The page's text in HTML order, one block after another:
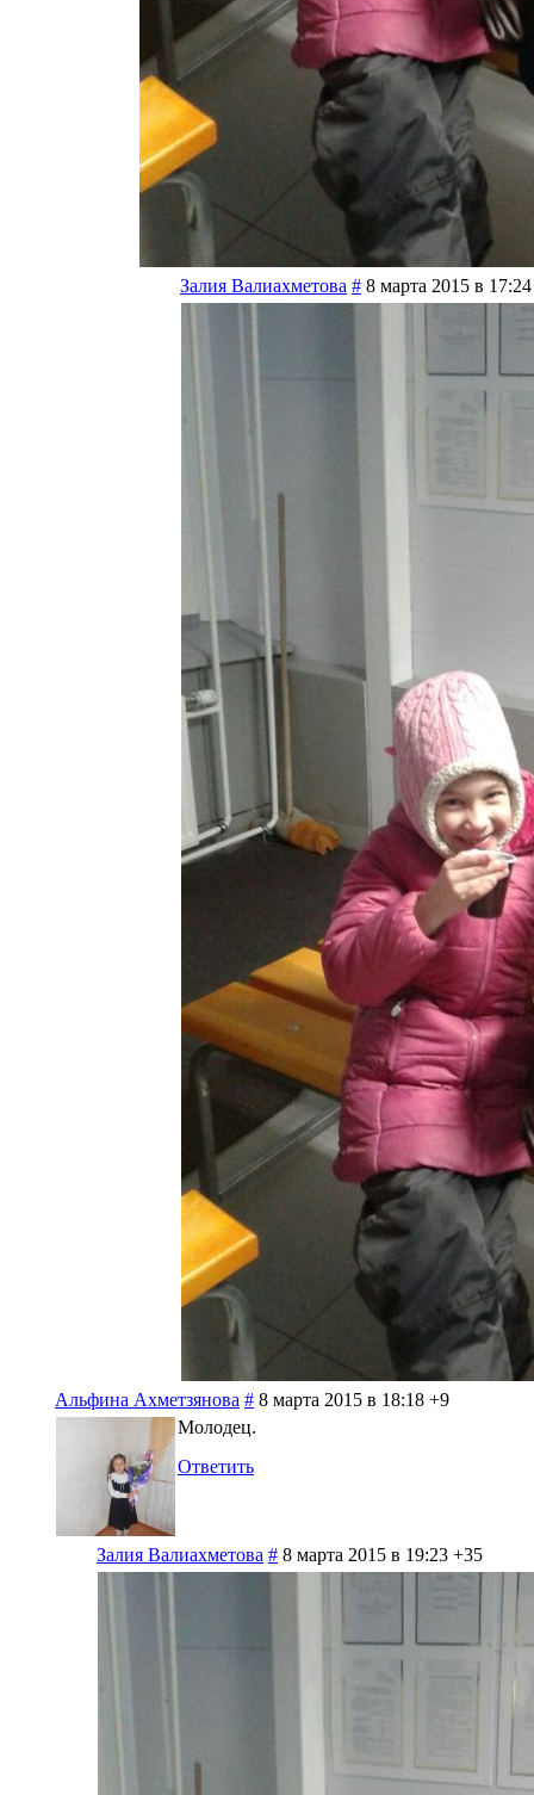
Залия Валиахметова # 8 марта 2015 в 17:24
Альфина Ахметзянова # 8 марта 2015 в 18:18 +9
Молодец.
Ответить
Залия Валиахметова # 8 марта 2015 в 19:23 +35